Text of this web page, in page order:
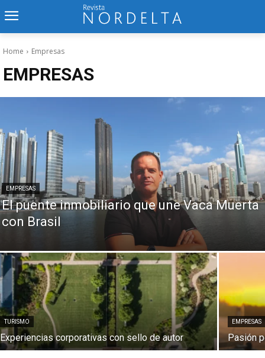
Home Empresas
EMPRESAS
EMPRESAS
El puente inmobiliario que une Vaca Muerta
con Brasil
TURISMO
Experiencias corporativas con sello de autor
EMPRESAS
Pasión